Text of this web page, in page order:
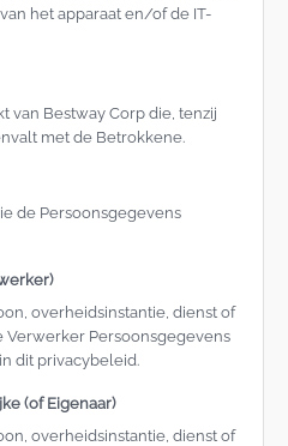
het apparaat en/of de IT-
van Bestway Corp die, tenzij
met de Betrokkene.
de Persoonsgegevens
overheidsinstantie, dienst of
Verwerker Persoonsgegevens
dit privacybeleid.
(of Eigenaar)
overheidsinstantie, dienst of